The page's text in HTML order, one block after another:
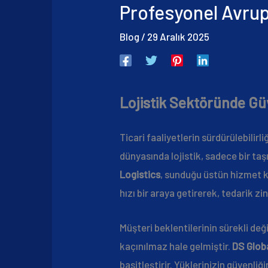
Profesyonel
Blog / 29 Aralık 2025
Lojistik Sektöründe
Ticari faaliyetlerin
dünyasında lojistik, sadece bir
Logistics, sunduğu üstün hizmet
hızı bir araya getirerek, tedarik
Müşteri beklentilerinin sürekli
kaçınılmaz hale gelmiştir. DS
basitleştirir. Yüklerinizin